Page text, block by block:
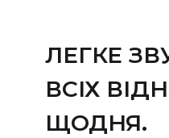
ЛЕГКЕ
ВСІХ
ЩОДНЯ.